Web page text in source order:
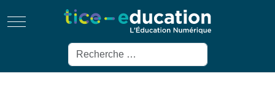
Mobile Menu Toggle
Rechercher